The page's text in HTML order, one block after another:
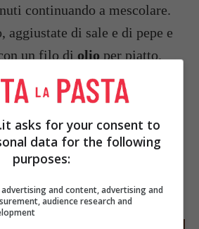
continuando a mescolare.
aggiustate di sale e di pepe e
un filo di olio per piatto.
collaboratrice di Buttalapasta dal 2008
tra tutte le tipologie di ricette, dai
dai secondi ai dolci.
PIANO
asks for your consent to
data for the following
purposes:
and content, advertising and
audience research and